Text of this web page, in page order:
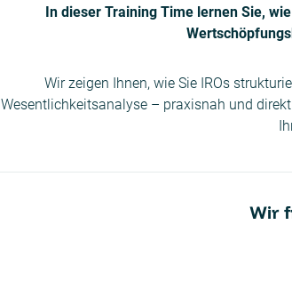
In dieser Training Time lernen Sie,
Wir zeigen Ihnen, wie Sie IROs
Wesentlichkeitsanalyse – praxisnah und
Wir